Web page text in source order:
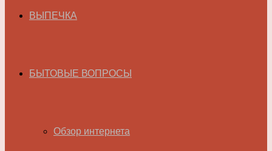
ВЫПЕЧКА
БЫТОВЫЕ ВОПРОСЫ
Обзор интернета